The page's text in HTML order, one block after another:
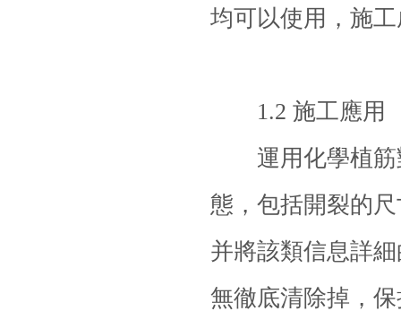
均可以使用，施
1.2 施工應用
運用化學植筋
態，包括開裂的
并將該類信息詳
無徹底清除掉，